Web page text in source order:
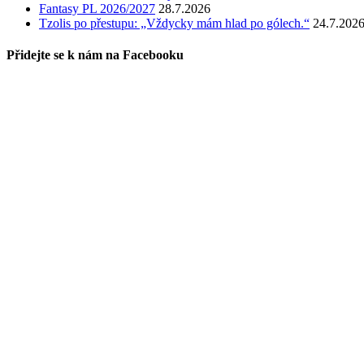
Fantasy PL 2026/2027 28.7.2026
Tzolis po přestupu: „Vždycky mám hlad po gólech.“ 24.7.2026
Přidejte se k nám na Facebooku